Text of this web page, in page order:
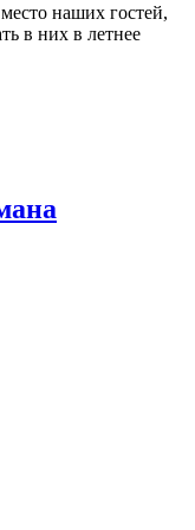
наших гостей,
в них в летнее